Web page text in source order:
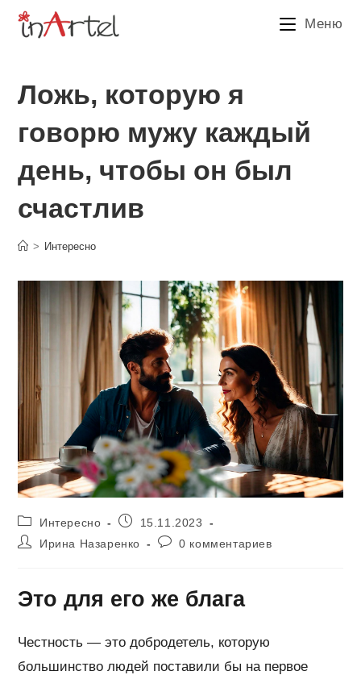
Перейти
Меню
Ложь, которую я
говорю мужу каждый
день, чтобы он был
счастлив
> Интересно
Рубрика
записи:
Интересно
Запись
опубликована:
15.11.2023
АвторИрина Назаренко
Комментарии
0 комментариев
Это для его же блага
Честность — это добродетель, которую
большинство людей поставили бы на первое